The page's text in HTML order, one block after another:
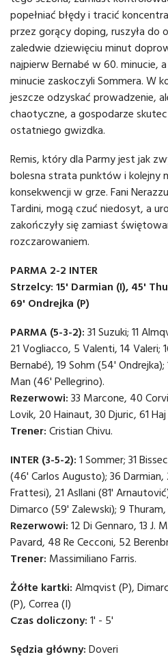
popełniać błędy i tracić
przez gorący doping, ruszyła do
zaledwie dziewięciu minut
najpierw Bernabé w 60. minucie,
minucie zaskoczyli Sommera. W
jeszcze odzyskać prowadzenie,
chaotyczne, a gospodarze
ostatniego gwizdka.
Remis, który dla Parmy jest jak
bolesna strata punktów i kolejny
konsekwencji w grze. Fani
Tardini, mogą czuć niedosyt, a
zakończyły się zamiast
rozczarowaniem.
PARMA 2-2 INTER
Strzelcy: 15' Darmian (I), 45'
69' Ondrejka (P)
PARMA (5-3-2): 31 Suzuki; 11
21 Vogliacco, 5 Valenti, 14 Valeri;
Bernabé), 19 Sohm (54'
Man (46' Pellegrino).
Rezerwowi: 33 Marcone, 40
Lovik, 20 Hainaut, 30 Djuric, 61
Trener: Cristian Chivu.
INTER (3-5-2): 1 Sommer; 31
(46' Carlos Augusto); 36
Frattesi), 21 Asllani (81'
Dimarco (59' Zalewski); 9
Rezerwowi: 12 Di Gennaro, 13 J.
Pavard, 48 Re Cecconi, 52
Trener: Massimiliano Farris.
Żółte kartki: Almqvist (P),
(P), Correa (I)
Czas doliczony: 1' - 5'
Sędzia główny: Doveri